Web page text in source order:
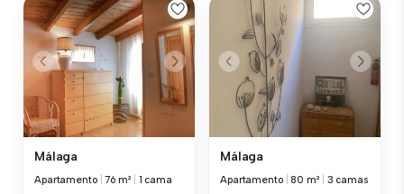
Málaga
Apartamento |76 m² 1 cama
Málaga
Apartamento |80 m² 3 camas